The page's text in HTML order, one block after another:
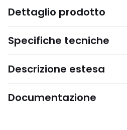
Dettaglio prodotto
Specifiche tecniche
Descrizione estesa
Documentazione